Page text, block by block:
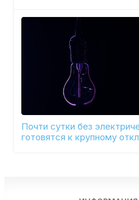
Почти сутки без
готовятся к крупному